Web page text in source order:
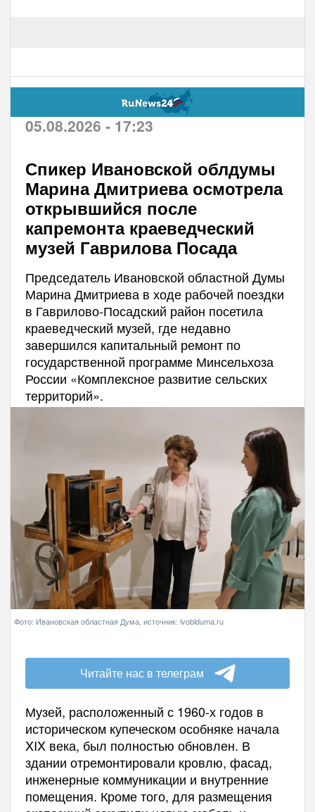
05.08.2026 - 17:23
Спикер Ивановской облдумы
Марина Дмитриева осмотрела
открывшийся после
капремонта краеведческий
музей Гаврилова Посада
Председатель Ивановской областной Думы
Марина Дмитриева в ходе рабочей поездки
в Гаврилово-Посадский район посетила
краеведческий музей, где недавно
завершился капитальный ремонт по
государственной программе Минсельхоза
России «Комплексное развитие сельских
территорий».
Фото: Ивановская областная Дума, источник: ivoblduma.ru
Читайте нас в телеграм
Музей, расположенный с 1960-х годов в
историческом купеческом особняке начала
XIX века, был полностью обновлен. В
здании отремонтировали кровлю, фасад,
инженерные коммуникации и внутренние
помещения. Кроме того, для размещения